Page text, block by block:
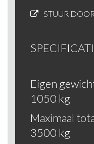
STUUR DOOR
Eigen
1050 kg
Maximaal
3500 kg